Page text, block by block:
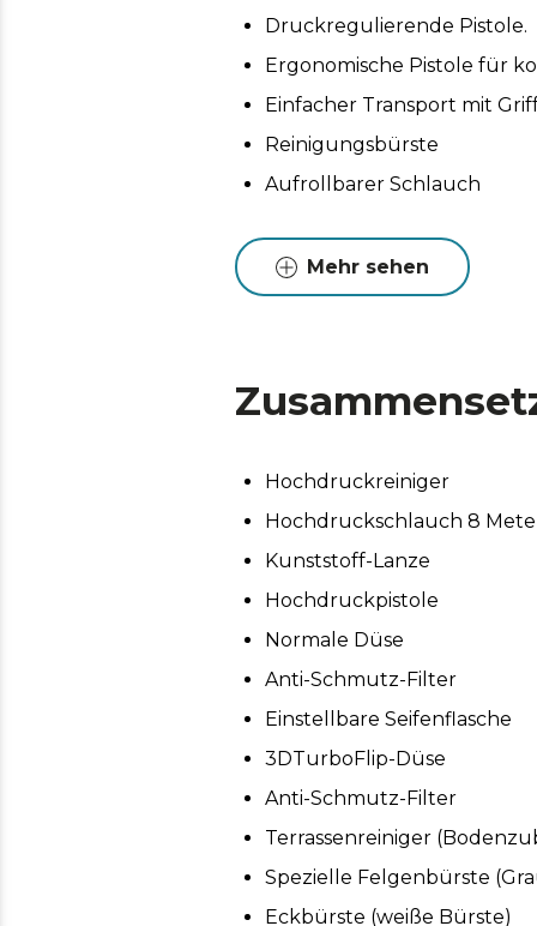
Druckregulierende Pistole.
Ergonomische Pistole für
Einfacher Transport mit
Reinigungsbürste
Aufrollbarer Schlauch
Mehr sehen
Hochdruckreiniger
Hochdruckschlauch 8
Kunststoff-Lanze
Hochdruckpistole
Normale Düse
Anti-Schmutz-Filter
Einstellbare Seifenflasche
3DTurboFlip-Düse
Anti-Schmutz-Filter
Terrassenreiniger
Spezielle Felgenbürste
Eckbürste (weiße Bürste)